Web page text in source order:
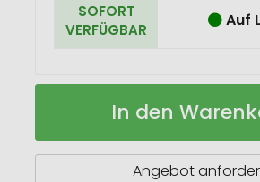
SOFORT
VERFÜGBAR
Auf
TOM®
Mini-
Auf
In den
Angebot